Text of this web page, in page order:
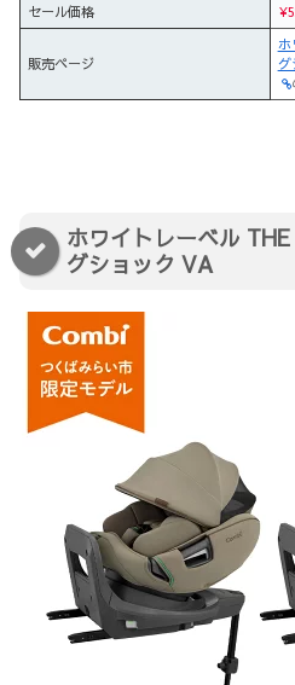
セール価格
販売ページ
ホ
グ
ホワイトレーベル
グショック VA